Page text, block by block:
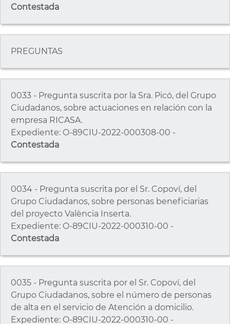
Contestada
PREGUNTAS
0033 - Pregunta suscrita por la Sra. Picó, del Grupo
Ciudadanos, sobre actuaciones en relación con la
empresa RICASA.
Expediente: O-89CIU-2022-000308-00 -
Contestada
0034 - Pregunta suscrita por el Sr. Copoví, del
Grupo Ciudadanos, sobre personas beneficiarias
del proyecto València Inserta.
Expediente: O-89CIU-2022-000310-00 -
Contestada
0035 - Pregunta suscrita por el Sr. Copoví, del
Grupo Ciudadanos, sobre el número de personas
de alta en el servicio de Atención a domicilio.
Expediente: O-89CIU-2022-000310-00 -